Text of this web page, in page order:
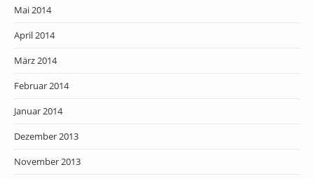
Mai 2014
April 2014
März 2014
Februar 2014
Januar 2014
Dezember 2013
November 2013